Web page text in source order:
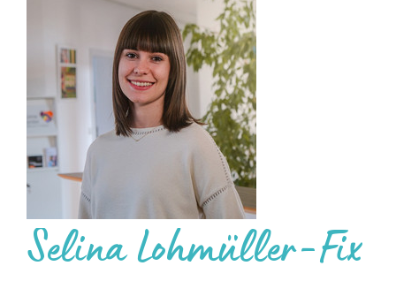
Selina Lohmüller-Fix